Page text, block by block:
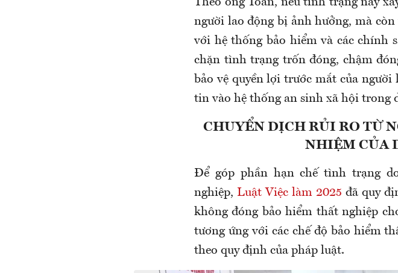
người lao động bị ảnh hưởng, mà
với hệ thống bảo hiểm và các chính
chặn tình trạng trốn đóng, chậm
bảo vệ quyền lợi trước mắt của người
tin vào hệ thống an sinh xã hội trong
CHUYỂN DỊCH RỦI RO TỪ
NHIỆM CỦA
Để góp phần hạn chế tình trạng
nghiệp, Luật Việc làm 2025 đã quy
không đóng bảo hiểm thất nghiệp
tương ứng với các chế độ bảo hiểm
theo quy định của pháp luật.